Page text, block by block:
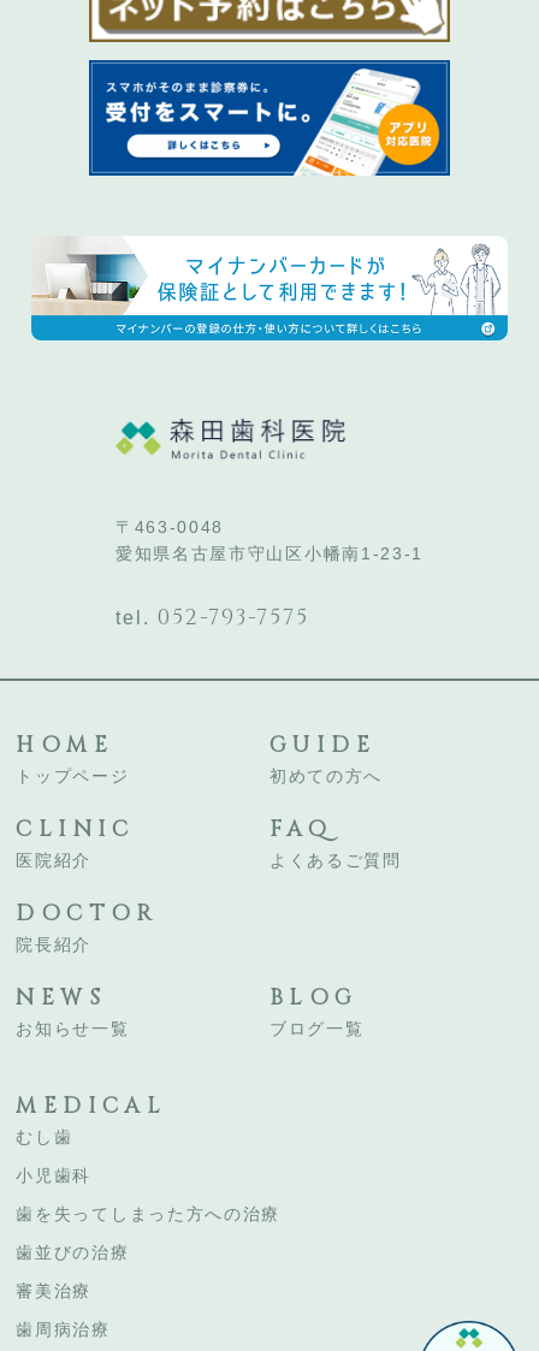
〒463-0048
愛知県名古屋市守山区小幡南1-23-1
tel. 052-793-7575
HOME
トップページ
CLINIC
医院紹介
DOCTOR
院長紹介
GUIDE
初めての方へ
FAQ
よくあるご質問
NEWS
お知らせ一覧
BLOG
ブログ一覧
MEDICAL
むし歯
小児歯科
歯を失ってしまった方への治療
歯並びの治療
審美治療
歯周病治療